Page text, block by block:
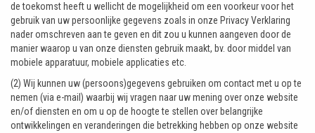
de toekomst heeft u wellicht de mogelijkheid om een voorkeur voor het
gebruik van uw persoonlijke gegevens zoals in onze Privacy Verklaring
nader omschreven aan te geven en dit zou u kunnen aangeven door de
manier waarop u van onze diensten gebruik maakt, bv. door middel van
mobiele apparatuur, mobiele applicaties etc.
(2) Wij kunnen uw (persoons)gegevens gebruiken om contact met u op te
nemen (via e-mail) waarbij wij vragen naar uw mening over onze website
en/of diensten en om u op de hoogte te stellen over belangrijke
ontwikkelingen en veranderingen die betrekking hebben op onze website